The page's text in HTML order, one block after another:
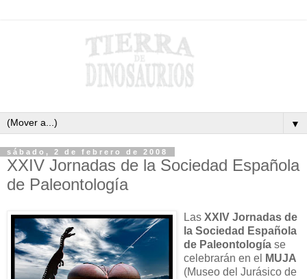
▼
sábado, 2 de febrero de 2008
XXIV Jornadas de la Sociedad Española
de Paleontología
Las XXIV Jornadas de
la Sociedad Española
de Paleontología se
celebrarán en el
MUJA
(Museo del Jurásico de